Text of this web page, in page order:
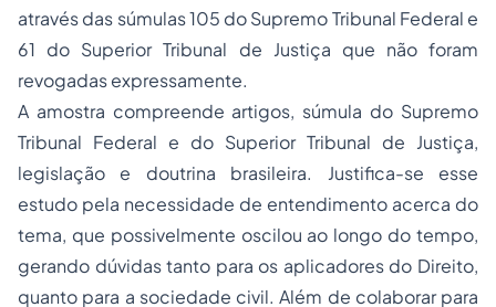
através das súmulas 105 do Supremo Tribunal Federal e
61 do Superior Tribunal de Justiça que não foram
revogadas expressamente.
A amostra compreende artigos, súmula do Supremo
Tribunal Federal e do Superior Tribunal de Justiça,
legislação e doutrina brasileira. Justifica-se esse
estudo pela necessidade de entendimento acerca do
tema, que possivelmente oscilou ao longo do tempo,
gerando dúvidas tanto para os aplicadores do Direito,
quanto para a sociedade civil. Além de colaborar para